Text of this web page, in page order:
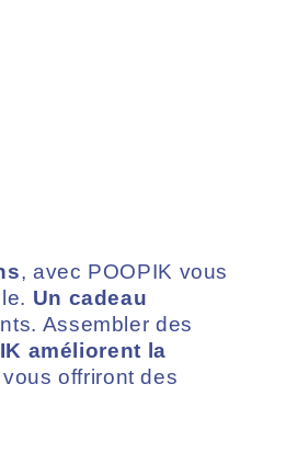
, avec POOPIK vous
Un cadeau
Assembler des
améliorent la
offriront des